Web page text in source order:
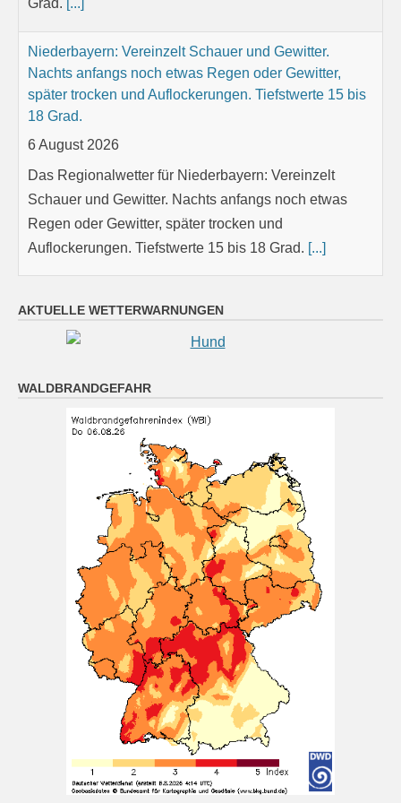
Grad. [...]
Niederbayern: Vereinzelt Schauer und Gewitter.
Nachts anfangs noch etwas Regen oder Gewitter,
später trocken und Auflockerungen. Tiefstwerte 15 bis
18 Grad.
6 August 2026
Das Regionalwetter für Niederbayern: Vereinzelt
Schauer und Gewitter. Nachts anfangs noch etwas
Regen oder Gewitter, später trocken und
Auflockerungen. Tiefstwerte 15 bis 18 Grad. [...]
Schauer oder Gewitter möglich. Nachts klar oder
locker bewölkt, Abkühlung auf 16 bis 10 Grad.
wolkig; vereinzelt Schauer oder Gewitter möglich.
Nachts klar oder locker bewölkt, Abkühlung auf 16 bis
München (6.8. 16:00): Regen 22°
6 August 2026
Wetterwerte von Donnerstag 06.08.2026 16:00:
Wetterzustand: Regen Lufttemperatur in 2 Metern
Höhe: 22° mittlere Windgeschwindigkeit: 3 km/h
mittlere Windrichtung: SW
Nürnberg (6.8. 16:00): stark bewölkt 28°
Wetterwerte von Donnerstag 06.08.2026 16:00:
Wetterzustand: stark bewölkt Lufttemperatur in 2
AKTUELLE WETTERWARNUNGEN
WALDBRANDGEFAHR